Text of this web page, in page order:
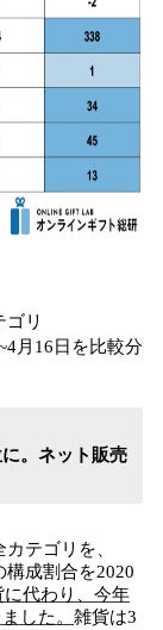
リ
月16日を比較分
。ネット販売
テゴリを、
成割合を2020
に代わり、今年
した。 雑貨は3